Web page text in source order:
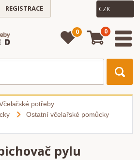
REGISTRACE
0 0
potřeby
Ostatní včelařské pomůcky
pylu